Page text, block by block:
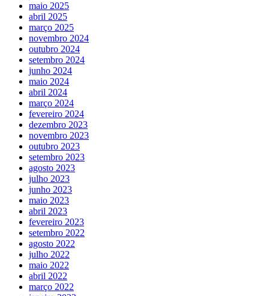
maio 2025
abril 2025
março 2025
novembro 2024
outubro 2024
setembro 2024
junho 2024
maio 2024
abril 2024
março 2024
fevereiro 2024
dezembro 2023
novembro 2023
outubro 2023
setembro 2023
agosto 2023
julho 2023
junho 2023
maio 2023
abril 2023
fevereiro 2023
setembro 2022
agosto 2022
julho 2022
maio 2022
abril 2022
março 2022